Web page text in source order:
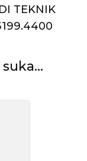
TEKNIK